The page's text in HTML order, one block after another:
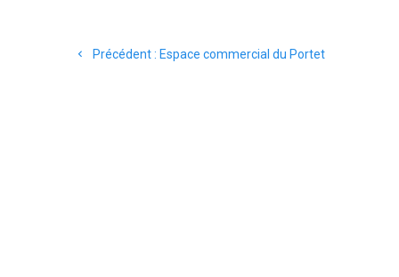
Précédent : Article
Espace commercial du Portet